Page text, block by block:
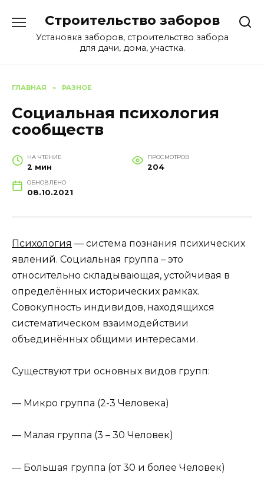
содержанию
Строительство заборов
Установка заборов, строительство забора
для дачи, дома, участка.
ГЛАВНАЯ » РАЗНОЕ
Cоциальная психология
сообществ
НА ЧТЕНИЕ
2 мин
ПРОСМОТРОВ
204
ОБНОВЛЕНО
08.10.2021
Психология — система познания психических
явлений. Социальная группа – это
относительно складывающая, устойчивая в
определённых исторических рамках.
Совокупность индивидов, находящихся
систематическом взаимодействии
объединённых общими интересами.
Существуют три основных видов групп:
— Микро группа (2-3 Человека)
— Малая группа (3 – 30 Человек)
— Большая группа (от 30 и более Человек)